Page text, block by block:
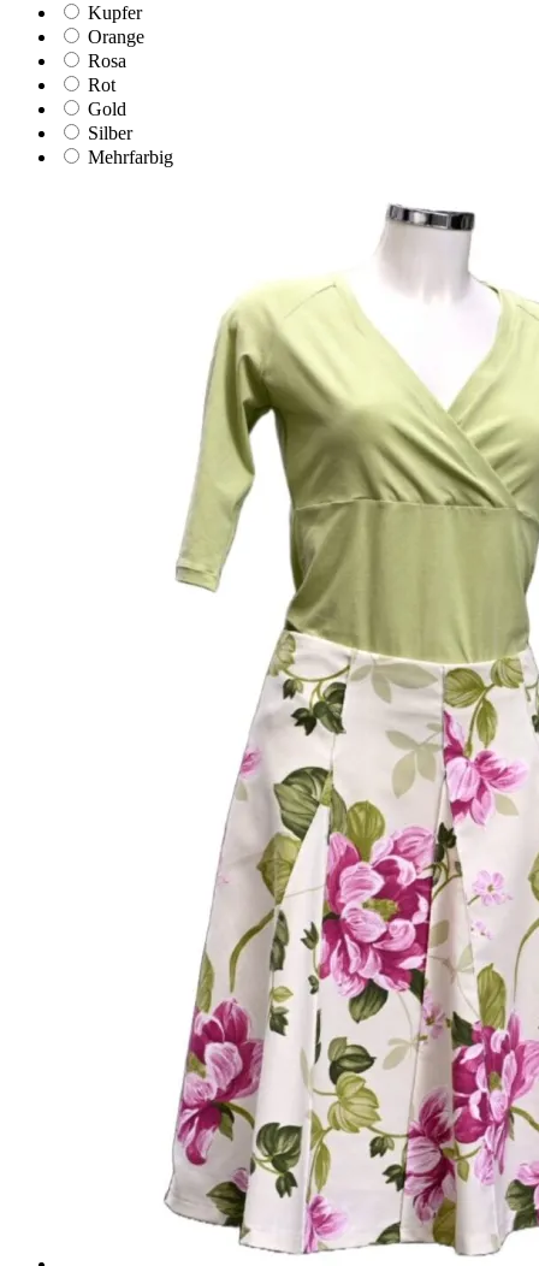
Kupfer
Orange
Rosa
Rot
Gold
Silber
Mehrfarbig